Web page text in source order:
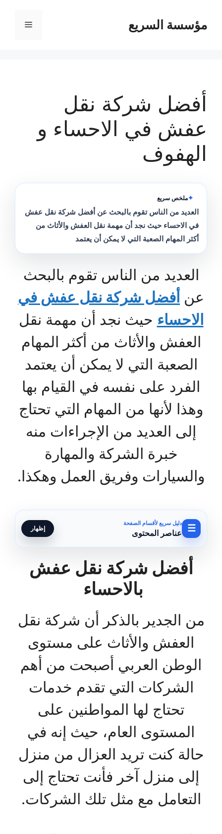
مؤسسة السريع القائمة
أفضل شركة نقل
عفش في الاحساء و
الهفوف
ملخص سريع
العديد من الناس تقوم بالبحث عن أفضل شركة نقل عفش
في الاحساء حيث نجد أن مهمة نقل العفش والأثاث من
أكثر المهام الصعبة التي لا يمكن أن يعتمد
العديد من الناس تقوم بالبحث
عن أفضل شركة نقل عفش في
الاحساء حيث نجد أن مهمة نقل
العفش والأثاث من أكثر المهام
الصعبة التي لا يمكن أن يعتمد
الفرد على نفسه في القيام بها
وهذا لأنها من المهام التي تحتاج
إلى العديد من الإجراءات منه
خبرة الشركة والمهارة
والسيارات وفريق العمل وهكذا.
☰
دليل سريع لأقسام الصفحة
عناصر المحتوى
إظهار
أفضل شركة نقل عفش
بالاحساء
من الجدير بالذكر أن شركة نقل
العفش والأثاث على مستوى
الوطن العربي أصبحت من أهم
الشركات التي تقدم خدمات
تحتاج لها المواطنين على
المستوى العام، حيث إنه في
حالة كنت تريد العزال من منزل
إلى منزل آخر فأنت تحتاج إلى
التعامل مع مثل تلك الشركات.